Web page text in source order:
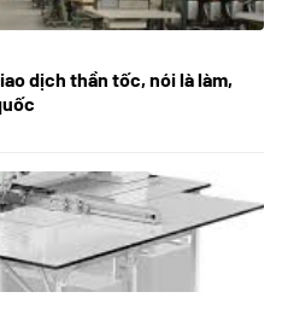
dịch thần tốc, nói là làm,